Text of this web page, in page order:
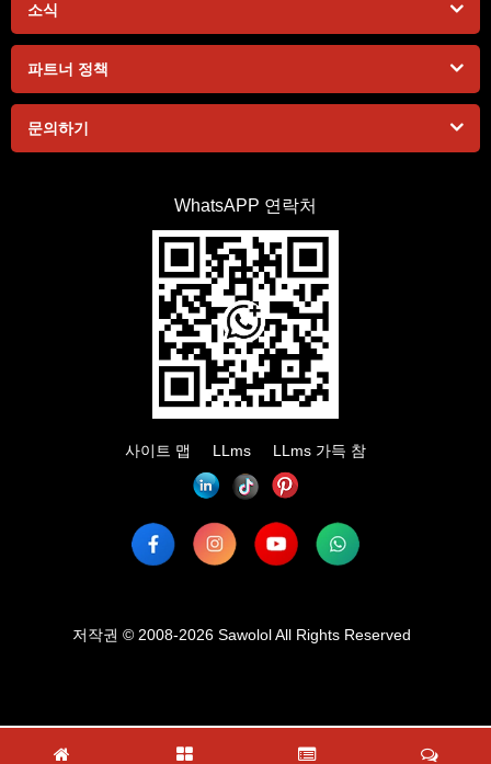
소식
파트너 정책
문의하기
WhatsAPP 연락처
사이트 맵 LLms LLms 가득 참
저작권 © 2008-2026 Sawolol All Rights Reserved